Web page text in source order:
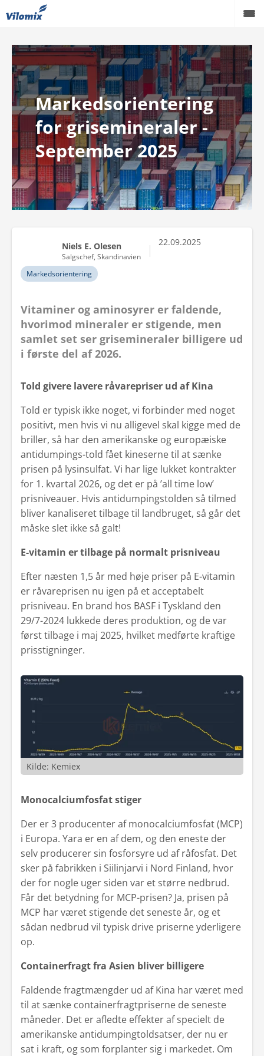
Markedsorientering
for grisemineraler -
September 2025
Niels E. Olesen
Salgschef, Skandinavien
22.09.2025
Markedsorientering
Vitaminer og aminosyrer er faldende,
hvorimod mineraler er stigende, men
samlet set ser grisemineraler billigere ud
i første del af 2026.
Told givere lavere råvarepriser ud af Kina
Told er typisk ikke noget, vi forbinder med noget
positivt, men hvis vi nu alligevel skal kigge med de
briller, så har den amerikanske og europæiske
antidumpings-told fået kineserne til at sænke
prisen på lysinsulfat. Vi har lige lukket kontrakter
for 1. kvartal 2026, og det er på ’all time low’
prisniveauer. Hvis antidumpingstolden så tilmed
bliver kanaliseret tilbage til landbruget, så går det
måske slet ikke så galt!
E-vitamin er tilbage på normalt prisniveau
Efter næsten 1,5 år med høje priser på E-vitamin
er råvareprisen nu igen på et acceptabelt
prisniveau. En brand hos BASF i Tyskland den
29/7-2024 lukkede deres produktion, og de var
først tilbage i maj 2025, hvilket medførte kraftige
prisstigninger.
Kilde: Kemiex
Monocalciumfosfat stiger
Der er 3 producenter af monocalciumfosfat (MCP)
i Europa. Yara er en af dem, og den eneste der
selv producerer sin fosforsyre ud af råfosfat. Det
sker på fabrikken i Siilinjarvi i Nord Finland, hvor
der for nogle uger siden var et større nedbrud.
Får det betydning for MCP-prisen? Ja, prisen på
MCP har været stigende det seneste år, og et
sådan nedbrud vil typisk drive priserne yderligere
op.
Containerfragt fra Asien bliver billigere
Faldende fragtmængder ud af Kina har været med
til at sænke containerfragtpriserne de seneste
måneder. Det er afledte effekter af specielt de
amerikanske antidumpingtoldsatser, der nu er
sat i kraft, og som forplanter sig i markedet. Om
Grise
Kvæg
Fjerkræ
Viden
Podcast
Karriere
Om os